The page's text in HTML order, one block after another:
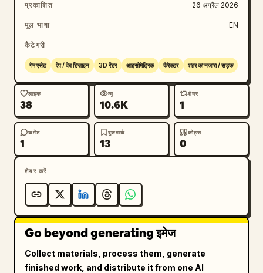
टाउन सीन होना चाहिए, आरामदायक और चित्रमय, लेकिन एक
अजीब ग्लिच वाले चेहरे के साथ जो छवि को एक भूतिया बग वाले
प्रकाशित 26 अप्रैल 2026
मूल भाषा EN
कैटेगरी
गेम एसेट ऐप / वेब डिज़ाइन 3D रेंडर आइसोमेट्रिक कैरेक्टर शहर का नज़ारा / सड़क
लाइक
38
व्यू
10.6K
शेयर
1
कमेंट
1
बुकमार्क
13
कोट्स
0
शेयर करें
Go beyond generating इमेज
Collect materials, process them, generate
finished work, and distribute it from one AI